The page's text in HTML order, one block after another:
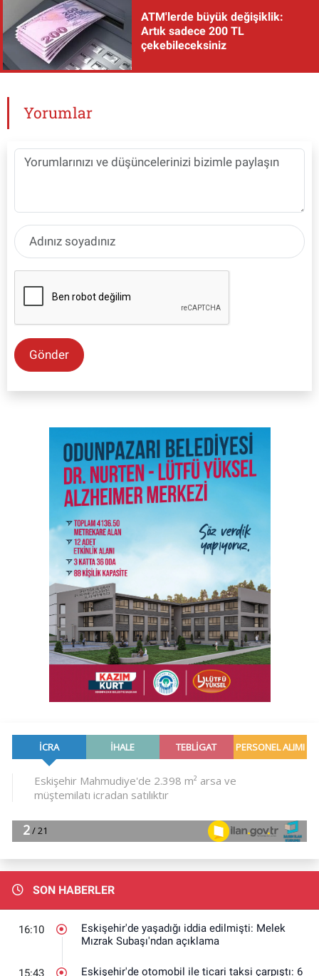
ATM'lerde büyük değişiklik:
Artık sadece 200 TL
çekebileceksiniz
Yorumlar
Gönder
SON HABERLER
16:10
Eskişehir'de yaşadığı iddia edilmişti: Melek
Mızrak Subaşı'ndan açıklama
15:43
Eskişehir'de otomobil ile ticari taksi çarpıştı: 6